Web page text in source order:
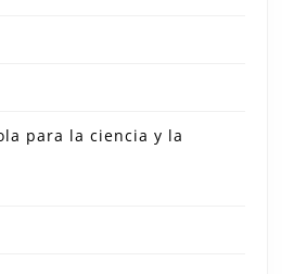
para la ciencia y la